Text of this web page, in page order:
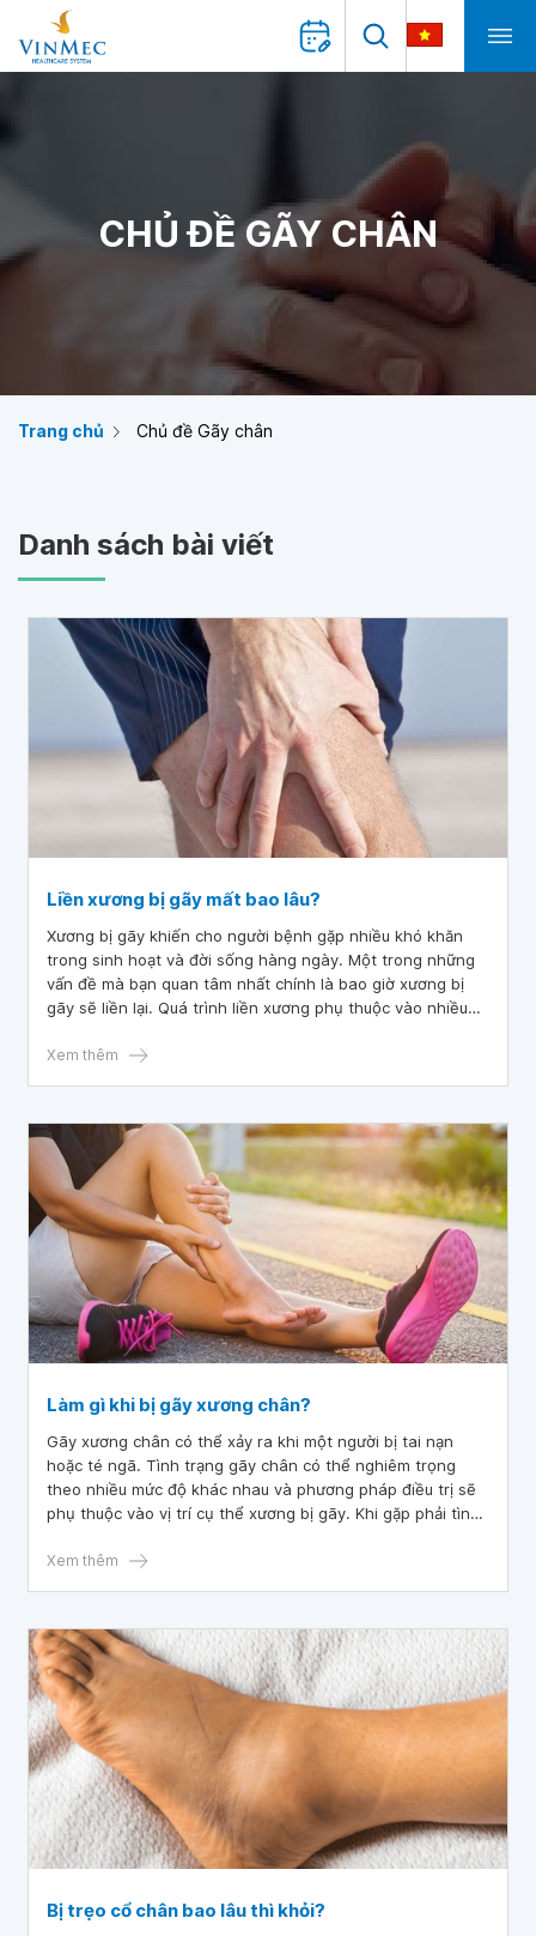
CHỦ ĐỀ GÃY CHÂN
Trang chủ Chủ đề Gãy chân
Danh sách bài viết
Liền xương bị gãy mất bao lâu?
Xương bị gãy khiến cho người bệnh gặp nhiều khó khăn
trong sinh hoạt và đời sống hàng ngày. Một trong những
vấn đề mà bạn quan tâm nhất chính là bao giờ xương bị
gãy sẽ liền lại. Quá trình liền xương phụ thuộc vào nhiều
nhau.
Xem thêm
Làm gì khi bị gãy xương chân?
Gãy xương chân có thể xảy ra khi một người bị tai nạn
hoặc té ngã. Tình trạng gãy chân có thể nghiêm trọng
theo nhiều mức độ khác nhau và phương pháp điều trị sẽ
phụ thuộc vào vị trí cụ thể xương bị gãy. Khi gặp phải tình
cách điều trị và chăm sóc bản thân để hỗ trợ cho quá trình
Xem thêm
Bị trẹo cổ chân bao lâu thì khỏi?